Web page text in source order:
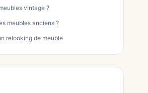
vintage ?
meubles anciens ?
relooking de meuble